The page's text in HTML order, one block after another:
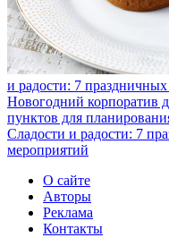
и радости: 7
Новогодний корпоратив
пунктов для
Сладости и радости: 7
мероприятий
О сайте
Авторы
Реклама
Контакты